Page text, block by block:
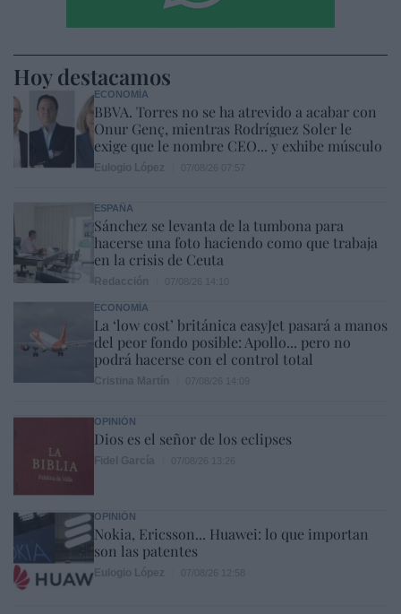
Hoy destacamos
ECONOMÍA
BBVA. Torres no se ha atrevido a acabar con
Onur Genç, mientras Rodríguez Soler le
exige que le nombre CEO... y exhibe músculo
ESPAÑA
Sánchez se levanta de la tumbona para
hacerse una foto haciendo como que trabaja
en la crisis de Ceuta
ECONOMÍA
La ‘low cost’ británica easyJet pasará a manos
del peor fondo posible: Apollo... pero no
podrá hacerse con el control total
OPINIÓN
Dios es el señor de los eclipses
OPINIÓN
Nokia, Ericsson... Huawei: lo que importan
son las patentes